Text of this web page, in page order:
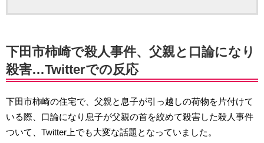
下田市柿崎で殺人事件、父親と口論になり
殺害…Twitterでの反応
下田市柿崎の住宅で、父親と息子が引っ越しの荷物を片付けて
いる際、口論になり息子が父親の首を絞めて殺害した殺人事件
ついて、Twitter上でも大変な話題となっていました。